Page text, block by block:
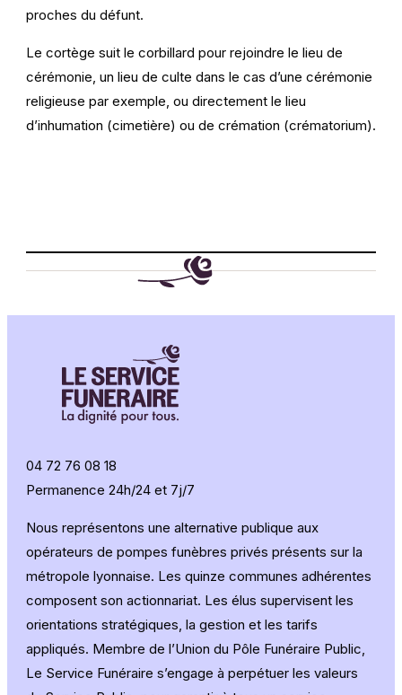
proches du défunt.
Le cortège suit le corbillard pour rejoindre le lieu de
cérémonie, un lieu de culte dans le cas d’une cérémonie
religieuse par exemple, ou directement le lieu
d’inhumation (cimetière) ou de crémation (crématorium).
04 72 76 08 18
Permanence 24h/24 et 7j/7
Nous représentons une alternative publique aux
opérateurs de pompes funèbres privés présents sur la
métropole lyonnaise. Les quinze communes adhérentes
composent son actionnariat. Les élus supervisent les
orientations stratégiques, la gestion et les tarifs
appliqués. Membre de l’Union du Pôle Funéraire Public,
Le Service Funéraire s’engage à perpétuer les valeurs